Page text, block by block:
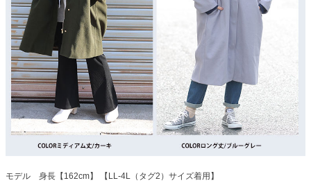
モデル 身長【162cm】 【LL-4L（タグ2）サイズ着用】